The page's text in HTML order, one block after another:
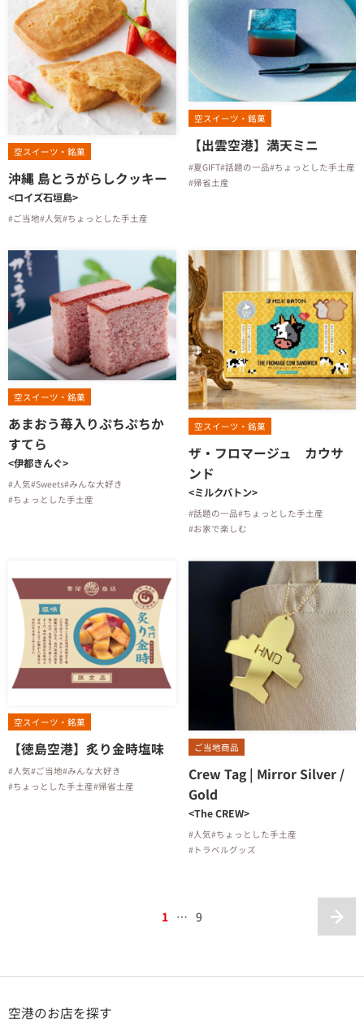
空スイーツ・銘菓
沖縄 島とうがらしクッキー
<ロイズ石垣島>
#ご当地#人気#ちょっとした手土産
空スイーツ・銘菓
【出雲空港】満天ミニ
#夏GIFT#話題の一品#ちょっとした手土産
#帰省土産
空スイーツ・銘菓
あまおう苺入りぷちぷちか
すてら
<伊都きんぐ>
#人気#Sweets#みんな大好き
#ちょっとした手土産
空スイーツ・銘菓
ザ・フロマージュ カウサ
ンド
<ミルクバトン>
#話題の一品#ちょっとした手土産
#お家で楽しむ
空スイーツ・銘菓
【徳島空港】炙り金時塩味
#人気#ご当地#みんな大好き
#ちょっとした手土産#帰省土産
ご当地商品
Crew Tag | Mirror Silver /
Gold
<The CREW>
#人気#ちょっとした手土産
#トラベルグッズ
1 … 9
空港のお店を探す